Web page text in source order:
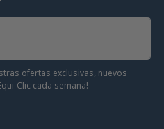
ofertas exclusivas, nuevos
Clic cada semana!